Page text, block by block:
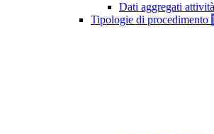
Dati aggregati
Tipologie di procedimento 1